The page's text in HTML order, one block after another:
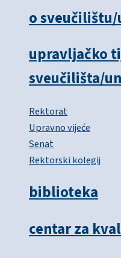
o
upravljačko
sveučilišta/
Rektorat
Upravno vijeće
Senat
Rektorski kolegij
biblioteka
centar za